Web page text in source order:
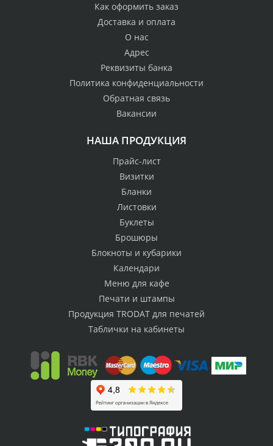
Как оформить заказ
Доставка и оплата
О нас
Адрес
Реквизиты банка
Политика конфиденциальности
Обратная связь
Вакансии
НАША ПРОДУКЦИЯ
Прайс-лист
Визитки
Бланки
Листовки
Буклеты
Брошюры
Блокноты и кубарики
Календари
Меню для кафе
Печати и штампы
Продукция TRODAT для печатей
Таблички на кабинеты